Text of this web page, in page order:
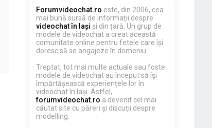
Forumvideochat.ro este, din 2006, cea
mai bună sursă de informații despre
videochat în Iași și din țară. Un grup de
modele de videochat a creat această
comunitate online pentru fetele care își
doresc să se angajeze în domeniu.
Treptat, tot mai multe actuale sau foste
modele de videochat au început să își
împărtășească experiențele lor în
videochat în Iași. Astfel,
forumvideochat.ro a devenit cel mai
căutat site cu păreri și discuții despre
modelling.